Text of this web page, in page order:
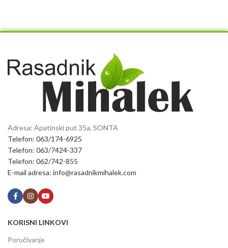
Adresa: Apatinski put 35a, SONTA
Telefon: 063/174-6925
Telefon: 063/7424-337
Telefon: 062/742-855
E-mail adresa: info@rasadnikmihalek.com
KORISNI LINKOVI
Poručivanje